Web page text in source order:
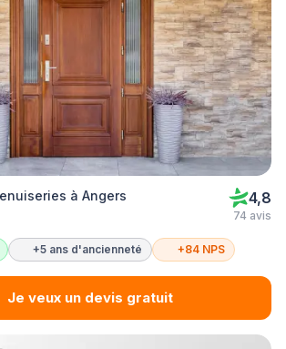
à Angers 4,8
74 avis
+5 ans d'ancienneté +84 NPS
Je veux un devis gratuit